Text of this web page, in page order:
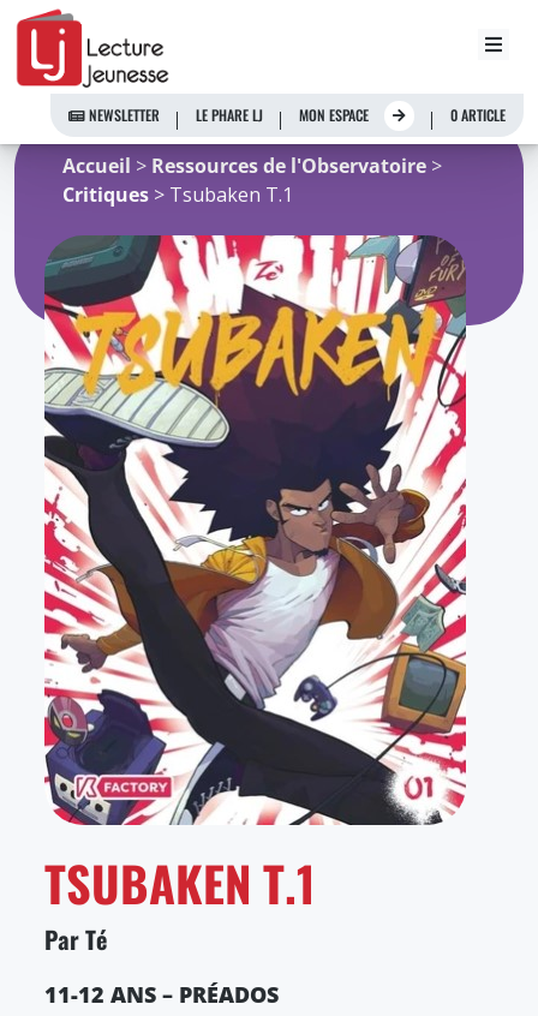
Aller
contenu
NEWSLETTER LE PHARE LJ MON ESPACE 0 ARTICLE
Accueil > Ressources de l'Observatoire >
Critiques > Tsubaken T.1
TSUBAKEN T.1
Par Té
11-12 ANS – PRÉADOS